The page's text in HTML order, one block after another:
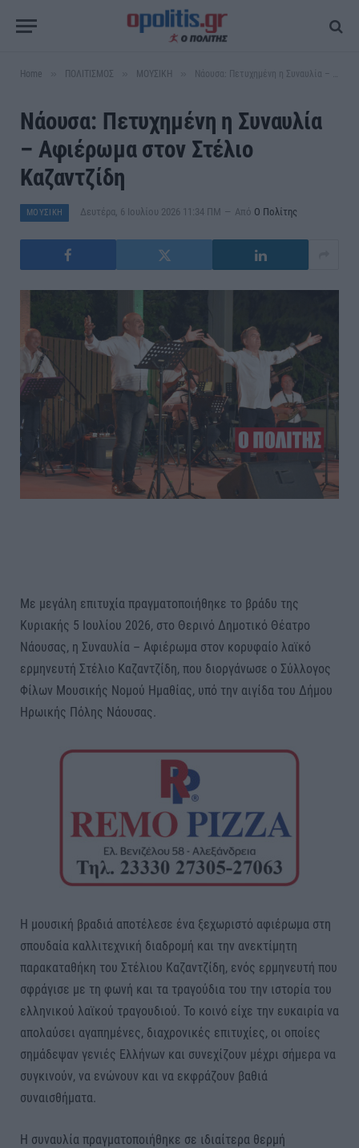
Home ΠΟΛΙΤΙΣΜΟΣ ΜΟΥΣΙΚΗ Νάουσα: Πετυχημένη η Συναυλία – Αφιέρωμα στον Στέλιο Καζαντζίδη
Νάουσα: Πετυχημένη η Συναυλία
– Αφιέρωμα στον Στέλιο
Καζαντζίδη
ΜΟΥΣΙΚΗ Δευτέρα, 6 Ιουλίου 2026 11:34 ΠΜ Από Ο Πολίτης
Με μεγάλη επιτυχία πραγματοποιήθηκε το βράδυ της
Κυριακής 5 Ιουλίου 2026, στο Θερινό Δημοτικό Θέατρο
Νάουσας, η Συναυλία – Αφιέρωμα στον κορυφαίο λαϊκό
ερμηνευτή Στέλιο Καζαντζίδη, που διοργάνωσε ο Σύλλογος
Φίλων Μουσικής Νομού Ημαθίας, υπό την αιγίδα του Δήμου
Ηρωικής Πόλης Νάουσας.
Η μουσική βραδιά αποτέλεσε ένα ξεχωριστό αφιέρωμα στη
σπουδαία καλλιτεχνική διαδρομή και την ανεκτίμητη
παρακαταθήκη του Στέλιου Καζαντζίδη, ενός ερμηνευτή που
σφράγισε με τη φωνή και τα τραγούδια του την ιστορία του
ελληνικού λαϊκού τραγουδιού. Το κοινό είχε την ευκαιρία να
απολαύσει αγαπημένες, διαχρονικές επιτυχίες, οι οποίες
σημάδεψαν γενιές Ελλήνων και συνεχίζουν μέχρι σήμερα να
συγκινούν, να ενώνουν και να εκφράζουν βαθιά
συναισθήματα.
Η συναυλία πραγματοποιήθηκε σε ιδιαίτερα θερμή